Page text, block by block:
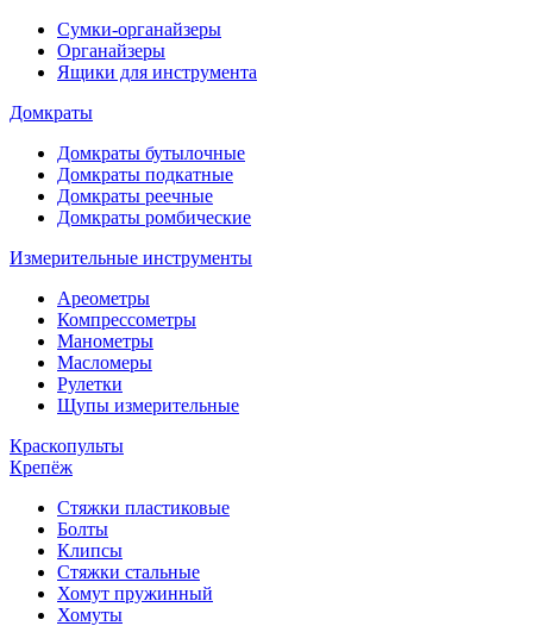
Сумки-органайзеры
Органайзеры
Ящики для инструмента
Домкраты
Домкраты бутылочные
Домкраты подкатные
Домкраты реечные
Домкраты ромбические
Измерительные инструменты
Ареометры
Компрессометры
Манометры
Масломеры
Рулетки
Щупы измерительные
Краскопульты
Крепёж
Стяжки пластиковые
Болты
Клипсы
Стяжки стальные
Хомут пружинный
Хомуты